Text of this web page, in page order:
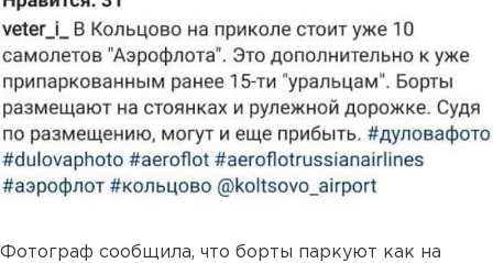
Фотограф сообщила, что борты паркуют как на